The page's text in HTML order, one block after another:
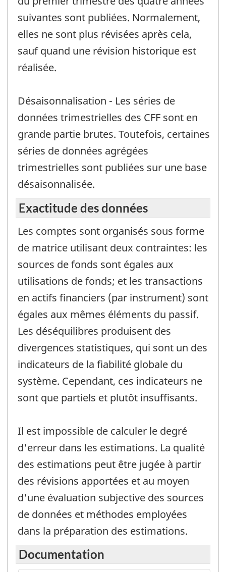
suivantes sont publiées. Normalement,
elles ne sont plus révisées après cela,
sauf quand une révision historique est
réalisée.
Désaisonnalisation - Les séries de
données trimestrielles des CFF sont en
grande partie brutes. Toutefois, certaines
séries de données agrégées
trimestrielles sont publiées sur une base
désaisonnalisée.
Exactitude des données
Les comptes sont organisés sous forme
de matrice utilisant deux contraintes: les
sources de fonds sont égales aux
utilisations de fonds; et les transactions
en actifs financiers (par instrument) sont
égales aux mêmes éléments du passif.
Les déséquilibres produisent des
divergences statistiques, qui sont un des
indicateurs de la fiabilité globale du
système. Cependant, ces indicateurs ne
sont que partiels et plutôt insuffisants.
Il est impossible de calculer le degré
d'erreur dans les estimations. La qualité
des estimations peut être jugée à partir
des révisions apportées et au moyen
d'une évaluation subjective des sources
de données et méthodes employées
dans la préparation des estimations.
Documentation